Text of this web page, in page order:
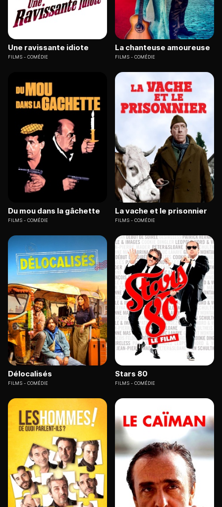
Une ravissante idiote
FILMS COMÉDIE
La chanteuse amoureuse
FILMS COMÉDIE
Du mou dans la gâchette
FILMS COMÉDIE
La vache et le prisonnier
FILMS COMÉDIE
Délocalisés
FILMS COMÉDIE
Stars 80
FILMS COMÉDIE